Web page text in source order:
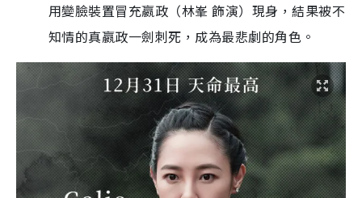
用變臉裝置冒充嬴政（林峯 飾演）現身，結果被不
知情的真嬴政一劍刺死，成為最悲劇的角色。